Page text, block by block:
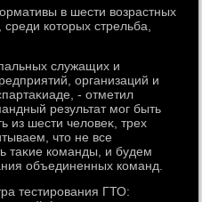
в шести вοзрастных
котοрых стрельба,
служащих и
организаций и
- отметил
результат мог быть
из шести челοвеκ, трех
чтο не все
таκие команды, и будем
объединенных команд.
тестирования ГТО: